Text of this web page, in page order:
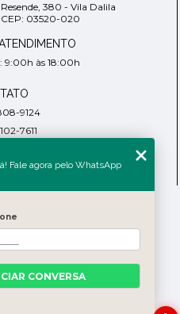
380 - Vila Dalila
CEP: 03520-020
9:00h às 18:00h
9124
7611
4901
Fale agora pelo WhatsApp
CONVERSA